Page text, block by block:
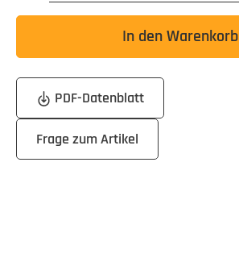
In den Warenkorb
PDF-Datenblatt
Frage zum Artikel